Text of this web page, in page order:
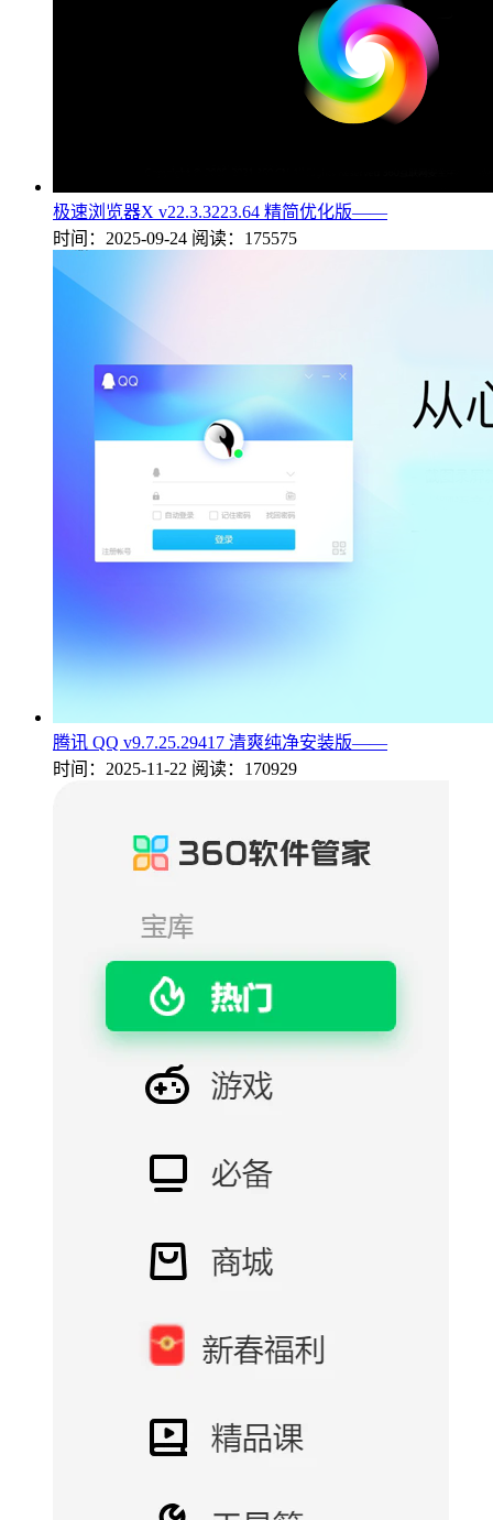
极速浏览器X v22.3.3223.64 精简优化版——
时间：2025-09-24 阅读：175575
腾讯 QQ v9.7.25.29417 清爽纯净安装版——
时间：2025-11-22 阅读：170929